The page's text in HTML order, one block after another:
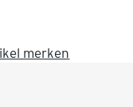
merken